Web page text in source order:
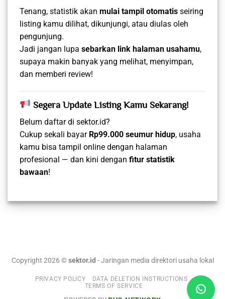
Tenang, statistik akan mulai tampil otomatis seiring
listing kamu dilihat, dikunjungi, atau diulas oleh
pengunjung.
Jadi jangan lupa sebarkan link halaman usahamu,
supaya makin banyak yang melihat, menyimpan,
dan memberi review!
Segera Update Listing Kamu Sekarang!
Belum daftar di sektor.id?
Cukup sekali bayar Rp99.000 seumur hidup, usaha
kamu bisa tampil online dengan halaman
profesional — dan kini dengan fitur statistik
bawaan!
Copyright 2026 ©sektor.id - Jaringan media direktori usaha lokal
PRIVACY POLICY
DATA DELETION INSTRUCTIONS
TERMS OF SERVICE